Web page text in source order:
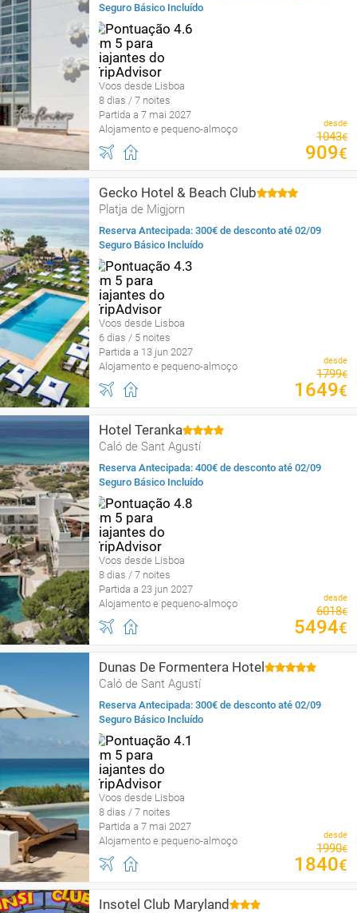
Seguro Básico Incluído
Voos desde Lisboa
8 dias / 7 noites
Partida a 7 mai 2027
Alojamento e pequeno-almoço
desde
1043€
909€
Gecko Hotel & Beach Club
Platja de Migjorn
Reserva Antecipada: 300€ de desconto até 02/09
Seguro Básico Incluído
Voos desde Lisboa
6 dias / 5 noites
Partida a 13 jun 2027
Alojamento e pequeno-almoço
desde
1799€
1649€
Hotel Teranka
Caló de Sant Agustí
Reserva Antecipada: 400€ de desconto até 02/09
Seguro Básico Incluído
Voos desde Lisboa
8 dias / 7 noites
Partida a 23 jun 2027
Alojamento e pequeno-almoço
desde
6018€
5494€
Dunas De Formentera Hotel
Caló de Sant Agustí
Reserva Antecipada: 300€ de desconto até 02/09
Seguro Básico Incluído
Voos desde Lisboa
8 dias / 7 noites
Partida a 7 mai 2027
Alojamento e pequeno-almoço
desde
1990€
1840€
Insotel Club Maryland